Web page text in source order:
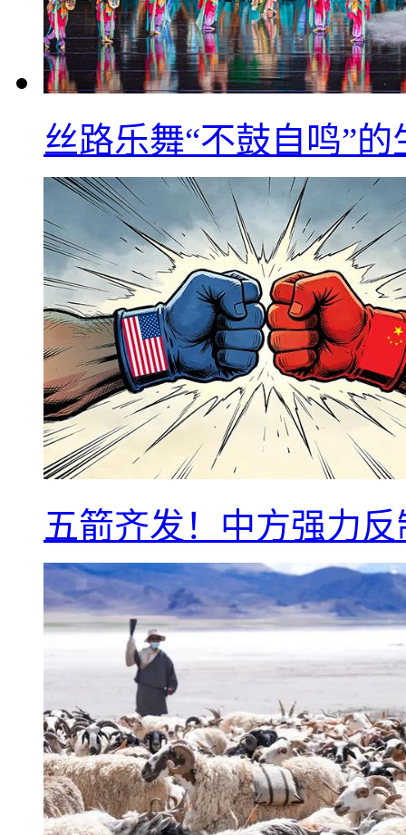
丝路乐舞“不鼓自鸣”
五箭齐发！中方强力